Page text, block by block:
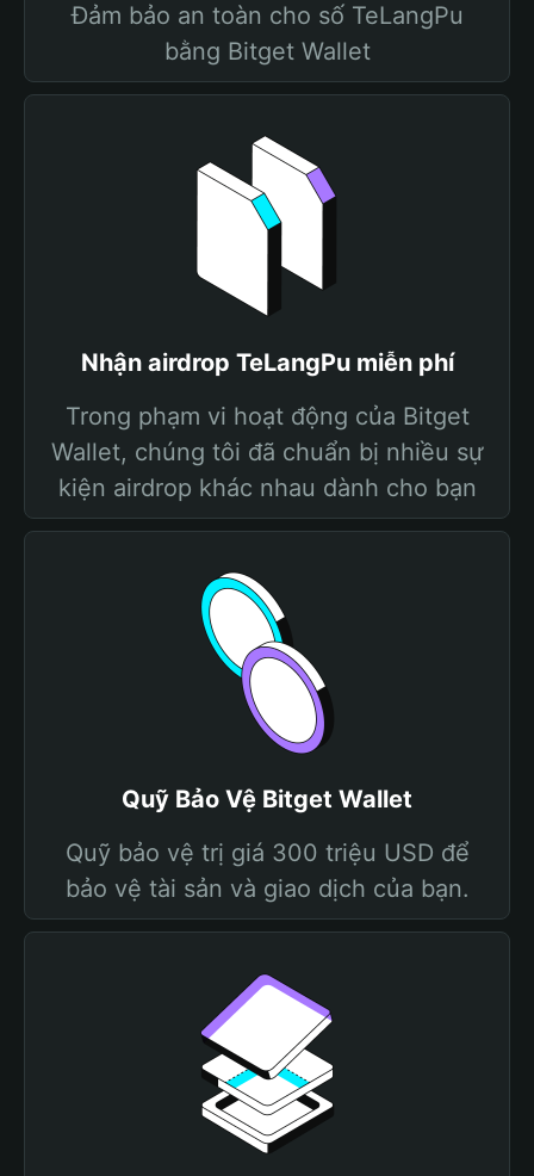
Đảm bảo an toàn cho số TeLangPu
bằng Bitget Wallet
Nhận airdrop TeLangPu miễn phí
Trong phạm vi hoạt động của Bitget
Wallet, chúng tôi đã chuẩn bị nhiều sự
kiện airdrop khác nhau dành cho bạn
Quỹ Bảo Vệ Bitget Wallet
Quỹ bảo vệ trị giá 300 triệu USD để
bảo vệ tài sản và giao dịch của bạn.